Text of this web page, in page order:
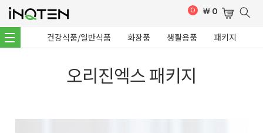
건강식품/일반식품 화장품 생활용품 패키지
0 ￦ 0
오리진엑스 패키지